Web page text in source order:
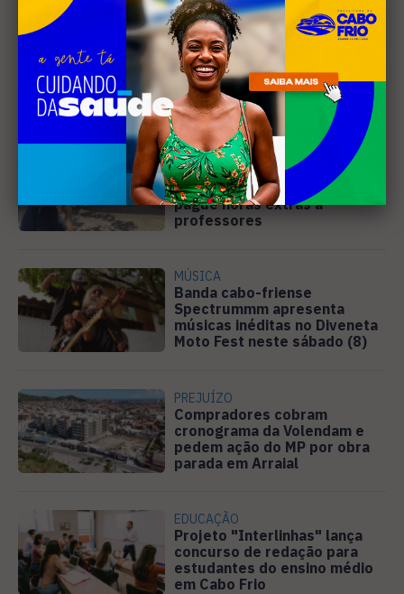
Leia Também
EDUCAÇÃO
Justiça determina que
Prefeitura de Cabo Frio
pague horas extras a
professores
MÚSICA
Banda cabo-friense
Spectrummm apresenta
músicas inéditas no Diveneta
Moto Fest neste sábado (8)
PREJUÍZO
Compradores cobram
cronograma da Volendam e
pedem ação do MP por obra
parada em Arraial
EDUCAÇÃO
Projeto "Interlinhas" lança
concurso de redação para
estudantes do ensino médio
em Cabo Frio